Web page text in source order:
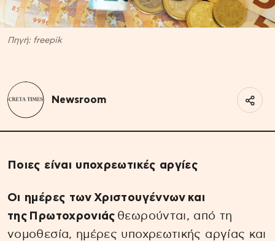
Πηγή: freepik
Newsroom
Ποιες είναι υποχρεωτικές αργίες
Οι ημέρες των Χριστουγέννων και
της Πρωτοχρονιάς θεωρούνται, από τη
νομοθεσία, ημέρες υποχρεωτικής αργίας και